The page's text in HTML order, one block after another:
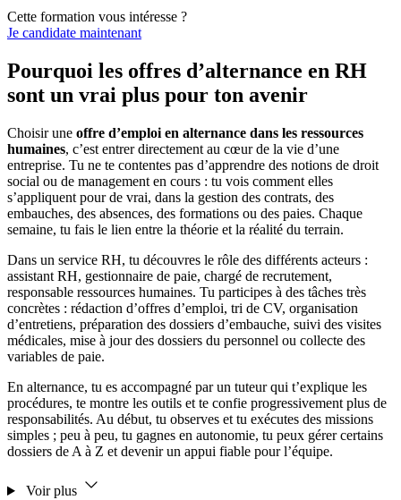
Cette formation vous intéresse ?
Je candidate maintenant
Pourquoi les offres d’alternance en RH
sont un vrai plus pour ton avenir
Choisir une offre d’emploi en alternance dans les ressources
humaines, c’est entrer directement au cœur de la vie d’une
entreprise. Tu ne te contentes pas d’apprendre des notions de droit
social ou de management en cours : tu vois comment elles
s’appliquent pour de vrai, dans la gestion des contrats, des
embauches, des absences, des formations ou des paies. Chaque
semaine, tu fais le lien entre la théorie et la réalité du terrain.
Dans un service RH, tu découvres le rôle des différents acteurs :
assistant RH, gestionnaire de paie, chargé de recrutement,
responsable ressources humaines. Tu participes à des tâches très
concrètes : rédaction d’offres d’emploi, tri de CV, organisation
d’entretiens, préparation des dossiers d’embauche, suivi des visites
médicales, mise à jour des dossiers du personnel ou collecte des
variables de paie.
En alternance, tu es accompagné par un tuteur qui t’explique les
procédures, te montre les outils et te confie progressivement plus de
responsabilités. Au début, tu observes et tu exécutes des missions
simples ; peu à peu, tu gagnes en autonomie, tu peux gérer certains
dossiers de A à Z et devenir un appui fiable pour l’équipe.
Voir plus